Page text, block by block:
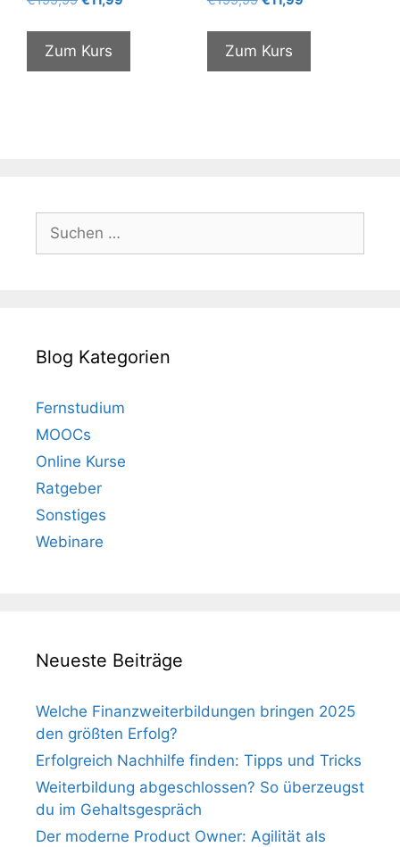
war:
€199,99
ist:
Zum Kurs
war:
€199,99
ist:
Zum Kurs
Suchen
nach:
Blog Kategorien
Fernstudium
MOOCs
Online Kurse
Ratgeber
Sonstiges
Webinare
Neueste Beiträge
Welche Finanzweiterbildungen bringen 2025
den größten Erfolg?
Erfolgreich Nachhilfe finden: Tipps und Tricks
Weiterbildung abgeschlossen? So überzeugst
du im Gehaltsgespräch
Der moderne Product Owner: Agilität als